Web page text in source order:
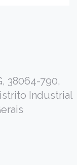
38064-790,
Industrial